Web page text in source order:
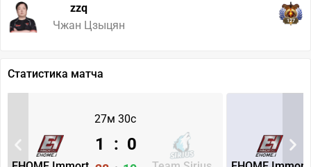
zzq
Чжан Цзыцян
127
Статистика матча
27м 30с
1 : 0